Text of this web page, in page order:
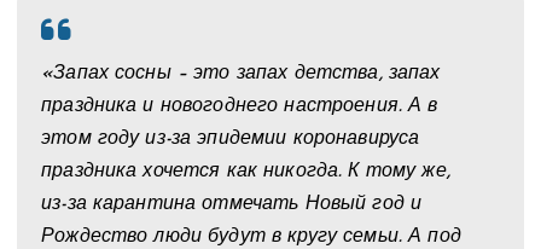
«Запах сосны – это запах детства, запах
праздника и новогоднего настроения. А в
этом году из-за эпидемии коронавируса
праздника хочется как никогда. К тому же,
из-за карантина отмечать Новый год и
Рождество люди будут в кругу семьи. А под